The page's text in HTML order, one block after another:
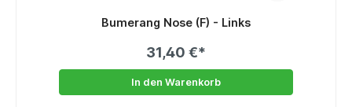
Bumerang Nose (F) - Links
31,40 €*
In den Warenkorb